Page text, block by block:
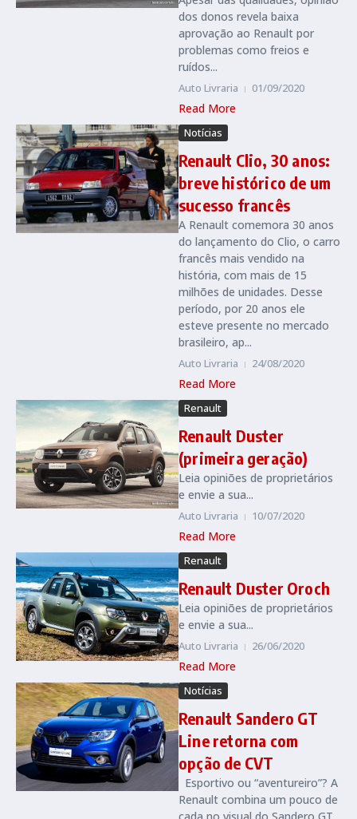
dos donos revela baixa
aprovação ao Renault por
problemas como freios e
ruídos...
Auto Livraria 01/09/2020
Read More
Notícias
Renault Clio, 30 anos:
breve histórico de um
sucesso francês
A Renault comemora 30 anos
do lançamento do Clio, o carro
francês mais vendido na
história, com mais de 15
milhões de unidades. Desse
período, por 20 anos ele
esteve presente no mercado
brasileiro, ap...
Auto Livraria 24/08/2020
Read More
Renault
Renault Duster
(primeira geração)
Leia opiniões de proprietários
e envie a sua...
Auto Livraria 10/07/2020
Read More
Renault
Renault Duster Oroch
Leia opiniões de proprietários
e envie a sua...
Auto Livraria 26/06/2020
Read More
Notícias
Renault Sandero GT
Line retorna com
opção de CVT
Esportivo ou “aventureiro”? A
Renault combina um pouco de